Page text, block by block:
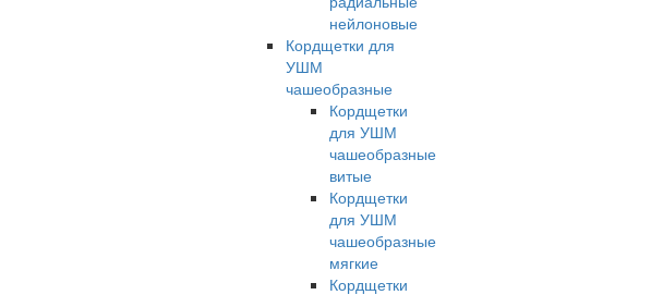
нейлоновые
Кордщетки для
УШМ
чашеобразные
Кордщетки
для УШМ
чашеобразные
витые
Кордщетки
для УШМ
чашеобразные
мягкие
Кордщетки